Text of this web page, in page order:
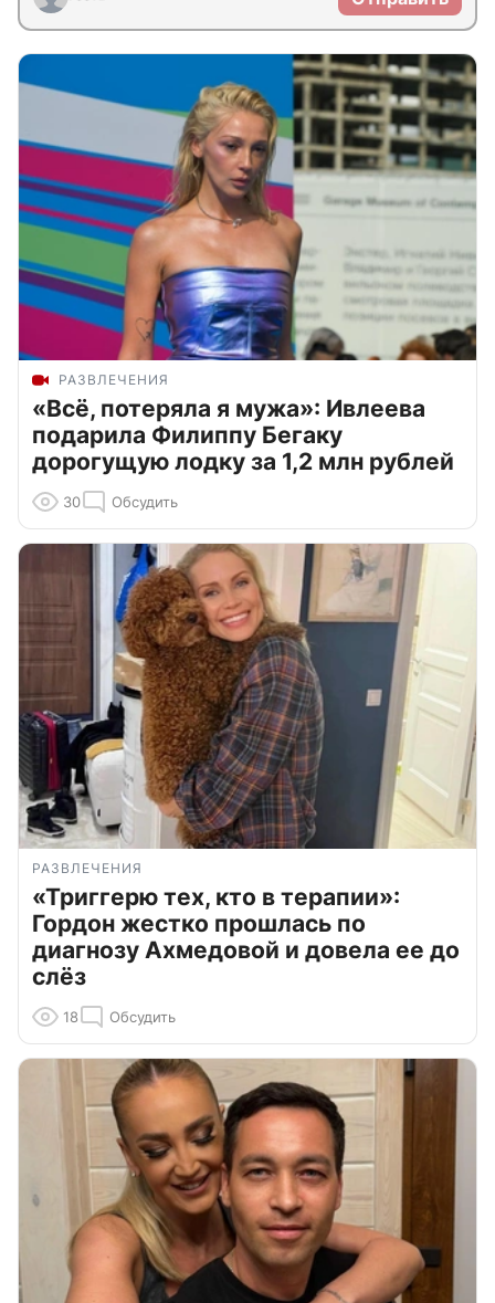
РАЗВЛЕЧЕНИЯ
«Всё, потеряла я мужа»: Ивлеева
подарила Филиппу Бегаку
дорогущую лодку за 1,2 млн рублей
30 Обсудить
РАЗВЛЕЧЕНИЯ
«Триггерю тех, кто в терапии»:
Гордон жестко прошлась по
диагнозу Ахмедовой и довела ее до
слёз
18 Обсудить